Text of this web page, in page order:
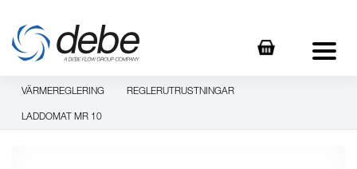
VÄRMEREGLERING REGLERUTRUSTNINGAR
LADDOMAT MR 10